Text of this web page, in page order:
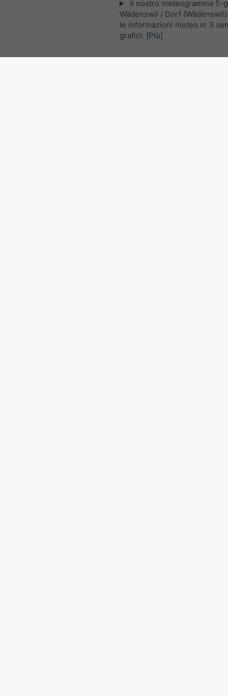
Il nostro meteogramma 5-
Wädenswil / Dorf
le informazioni meteo in 3
grafici: [Più]